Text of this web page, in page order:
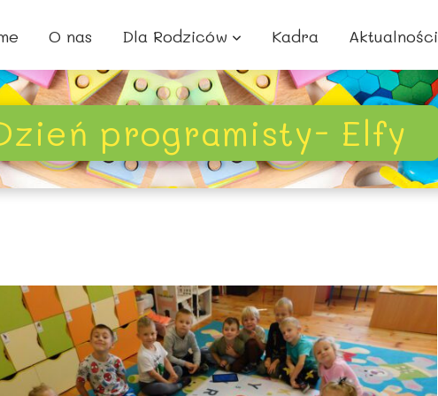
O nas Dla Rodziców Kadra Aktualności
programisty- Elfy